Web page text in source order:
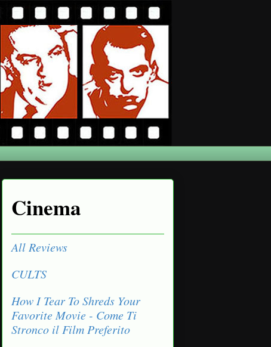
Cinema
All Reviews
CULTS
How I Tear To Shreds Your
Favorite Movie - Come Ti
Stronco il Film Preferito